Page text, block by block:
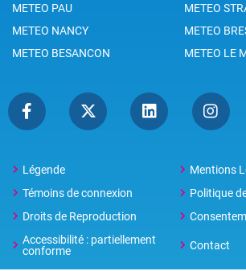
METEO PAU
METEO
METEO NANCY
METEO
METEO BESANCON
METEO LE
Légende
Mentions
Témoins de connexion
Politique
Droits de Reproduction
Accessibilité : partiellement
conforme
Contact